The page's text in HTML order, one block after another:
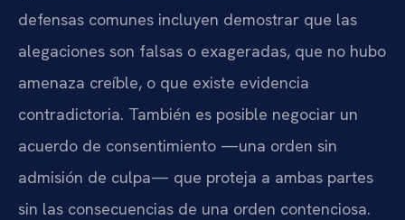
defensas comunes incluyen demostrar que las
alegaciones son falsas o exageradas, que no hubo
amenaza creíble, o que existe evidencia
contradictoria. También es posible negociar un
acuerdo de consentimiento —una orden sin
admisión de culpa— que proteja a ambas partes
sin las consecuencias de una orden contenciosa.